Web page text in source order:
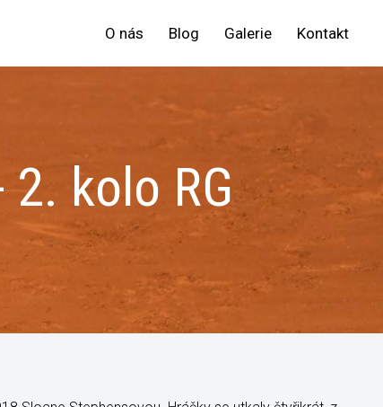
O nás Blog Galerie Kontakt
kolo RG